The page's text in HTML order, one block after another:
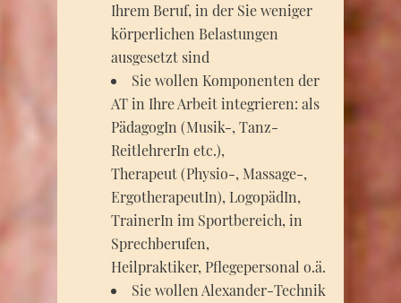
Ihrem Beruf, in der Sie weniger
körperlichen Belastungen
ausgesetzt sind
Sie wollen Komponenten der
AT in Ihre Arbeit integrieren: als
PädagogIn (Musik-, Tanz-
ReitlehrerIn etc.),
Therapeut (Physio-, Massage-,
ErgotherapeutIn), LogopädIn,
TrainerIn im Sportbereich, in
Sprechberufen,
Heilpraktiker, Pflegepersonal o.ä.
Sie wollen Alexander-Technik